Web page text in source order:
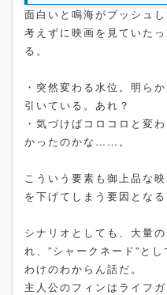
面白いと鳴海がプッシュ
考えずに映画を見ていた
る。
・突然変わる水位。明ら
引いている。あれ？
・気づけばコロコロと変
かったのかな……。
こういう要素も御上品な
を下げてしまう要因となる
シナリオとしても、大量
れ、”シャークネード”と
わけのわからん話だ。
主人公のフィンはライフ